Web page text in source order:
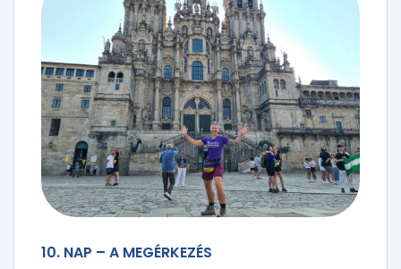
10. NAP – A MEGÉRKEZÉS